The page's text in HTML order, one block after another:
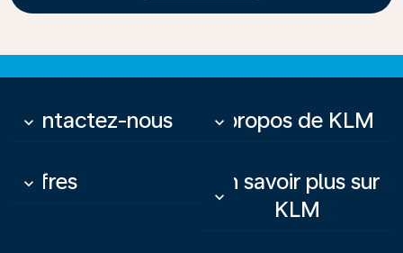
Contactez-nous
keyboard_arrow_down À propos de KLM
keyboard_arrow_down
Offres
keyboard_arrow_down
En savoir plus sur
KLM
keyboard_arrow_down